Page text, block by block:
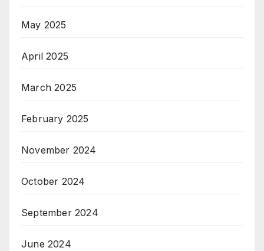
May 2025
April 2025
March 2025
February 2025
November 2024
October 2024
September 2024
June 2024